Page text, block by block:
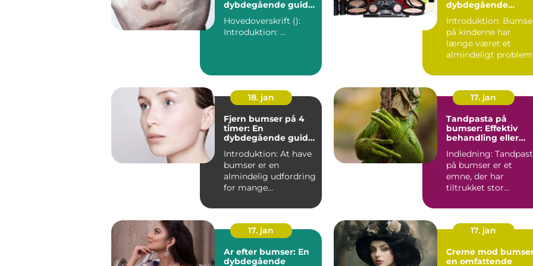
dybdegående guide
Hovedoverskrift ():
Introduktion: ...
dybdegående
behandlinger og
forebyggelse
Introduktion: Bumser
på kinderne har
længe været et
almindeligt problem
der er ...
18. jan
Fjern bumser på 4
timer: En
dybdegående guide
Introduktion: At have
bumser er en
almindelig udfordring
for mange
der er aktiv...
17. jan
Tandpasta på
bumser: Effektiv
behandling eller
Indledning:
på bumser er et
emne, der har
tiltrukket stor
blandt personer
med...
17. jan
Ar efter bumser: En
dybdegående
17. jan
Creme mod
en omfattende